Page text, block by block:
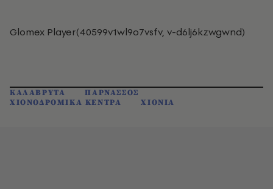
Glomex Player(40599v1wl9o7vsfv, v-d6lj6kzwgwnd)
ΚΑΛΑΒΡΥΤΑ
ΠΑΡΝΑΣΣΟΣ
ΧΙΟΝΟΔΡΟΜΙΚΑ ΚΕΝΤΡΑ
ΧΙΟΝΙΑ